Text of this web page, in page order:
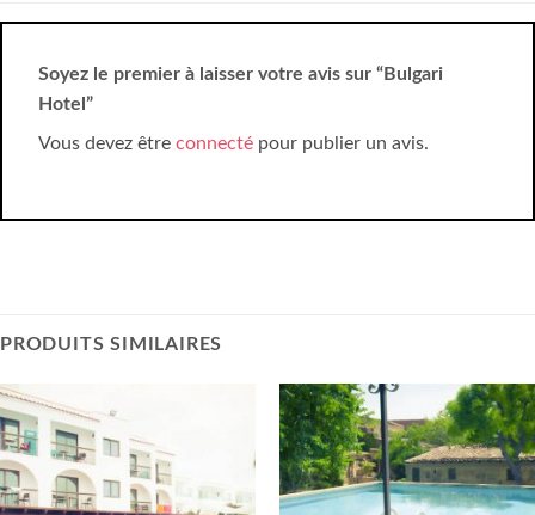
Soyez le premier à laisser votre avis sur “Bulgari
Hotel”
Vous devez être connecté pour publier un avis.
PRODUITS SIMILAIRES